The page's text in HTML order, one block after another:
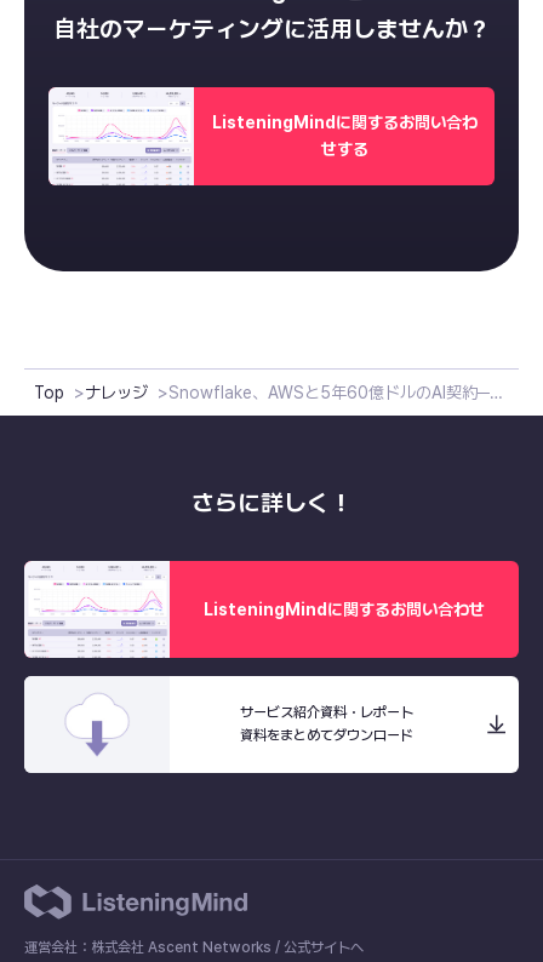
自社のマーケティングに活用しませんか？
ListeningMindに関するお問い合わ
せする
Top ナレッジ Snowflake、AWSと5年60億ドルのAI契約──なぜ今「エージェントAI」に巨額投資なのか
さらに詳しく！
ListeningMindに関するお問い合わせ
サービス紹介資料・レポート
資料をまとめてダウンロード
運営会社：株式会社 Ascent Networks / 公式サイトへ